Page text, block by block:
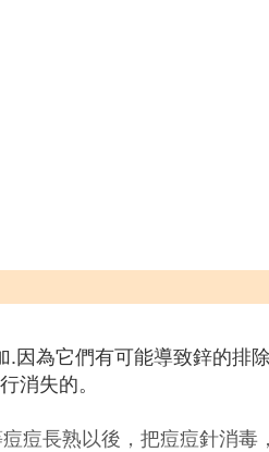
為它們有可能導致鋅的排
消失的。
長熟以後，把痘痘針消毒